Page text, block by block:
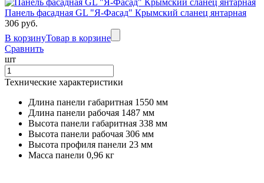
ПЕНОПЛЕКС
Katrilli
Дюна
Зелень
моховая
Панель фасадная GL "Я-Фасад" Крымский сланец янтарная
306 руб.
В корзинуТовар в корзине
Сравнить
шт
Технические характеристики
Длина панели габаритная 1550 мм
Длина панели рабочая 1487 мм
Высота панели габаритная 338 мм
Высота панели рабочая 306 мм
Высота профиля панели 23 мм
Масса панели 0,96 кг